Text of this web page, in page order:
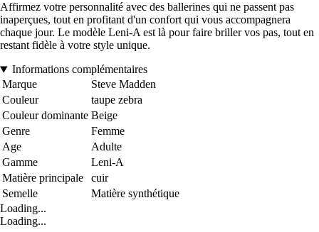
Affirmez votre personnalité avec des ballerines qui ne passent pas
inaperçues, tout en profitant d'un confort qui vous accompagnera
chaque jour. Le modèle Leni-A est là pour faire briller vos pas, tout en
restant fidèle à votre style unique.
Informations complémentaires
Marque
Steve Madden
Couleur
taupe zebra
Couleur dominante Beige
Genre
Femme
Age
Adulte
Gamme
Leni-A
Matière principale
cuir
Semelle
Matière synthétique
Loading...
Loading...